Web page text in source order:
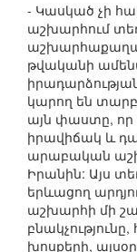
- Կասկած չի
աշխարհում
թվականի
կարող են
այն փաստը, որ
իրավիճակ և դա
արաբական
Իրանին: Այս
երևացող
աշխարհի մի
խոսքերի,